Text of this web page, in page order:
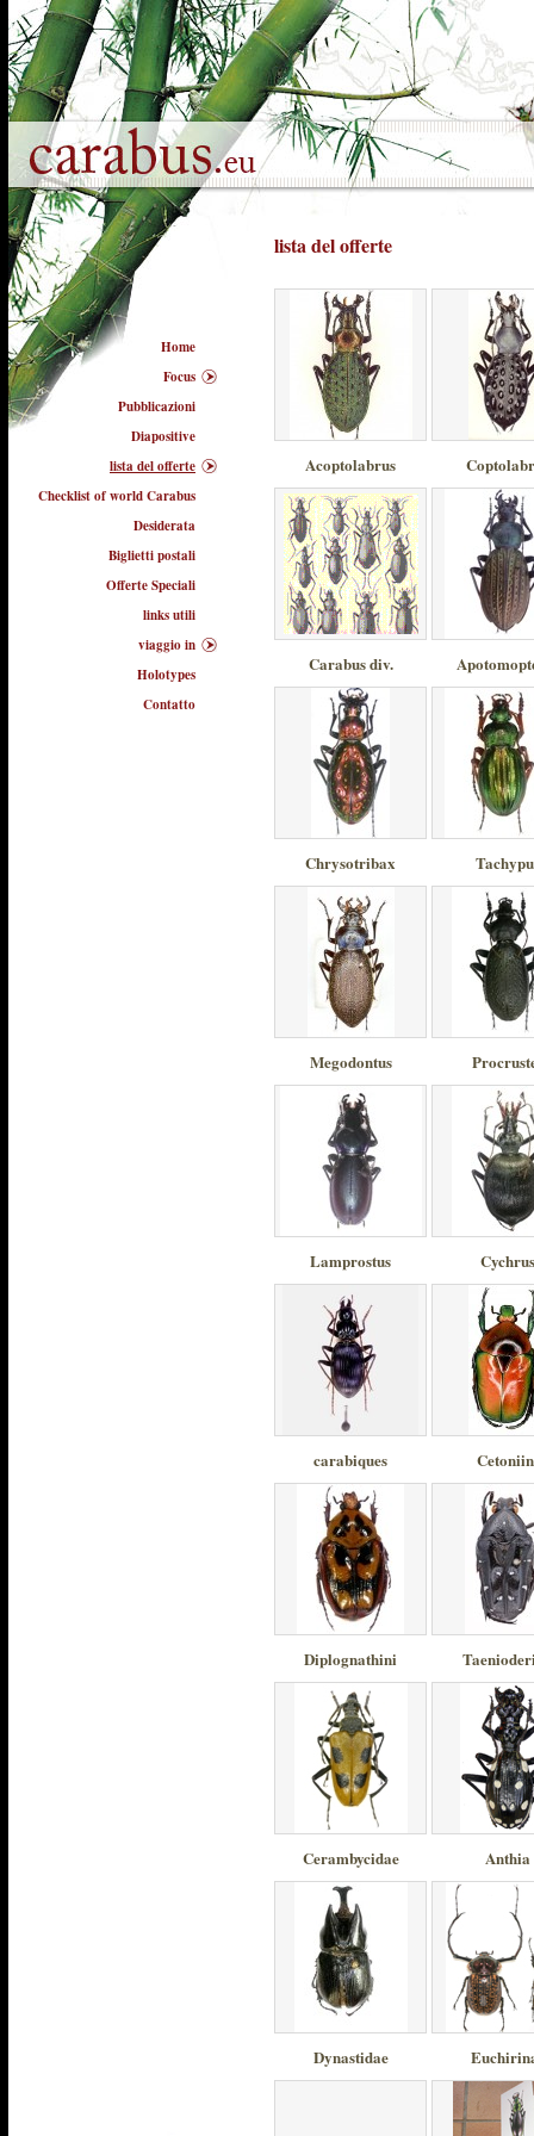
Home
Focus
Pubblicazioni
Diapositive
lista del offerte
Checklist of world Carabus
Desiderata
Biglietti postali
Offerte Speciali
links utili
viaggio in
Holotypes
Contatto
lista del offerte
Acoptolabrus
Carabus div.
Chrysotribax
Megodontus
Lamprostus Cychrus
carabiques
Diplognathini
Cerambycidae Anthia
Dynastidae